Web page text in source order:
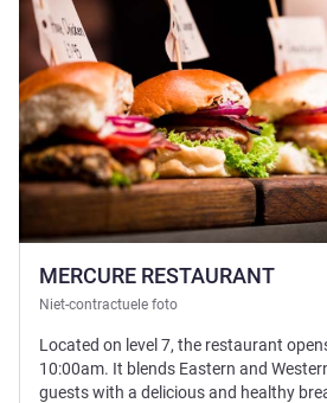
MERCURE RESTAURANT
Niet-contractuele foto
Located on level 7, the restaurant
10:00am. It blends Eastern and
guests with a delicious and healthy